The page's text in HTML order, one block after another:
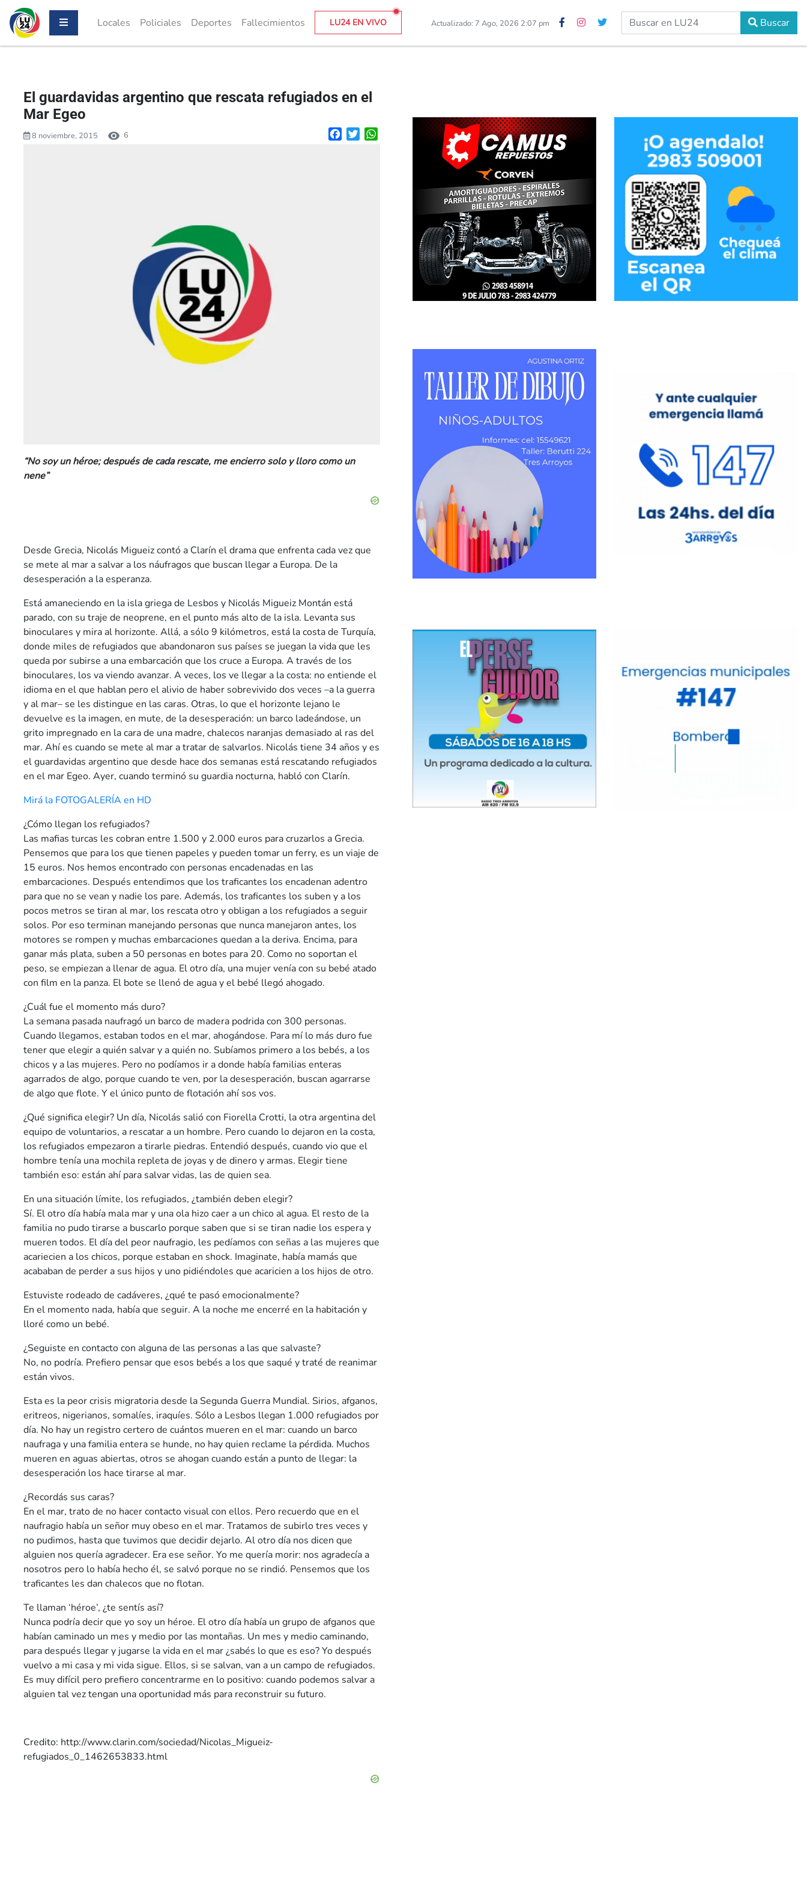
Locales Policiales Deportes Fallecimientos LU24 EN VIVO Actualizado: 7 Ago, 2026 2:07 pm Buscar
El guardavidas argentino que rescata refugiados en el
Mar Egeo
8 noviembre, 2015 6 FacebookTwitter
“No soy un héroe; después de cada rescate, me encierro solo y lloro como un
nene”
Desde Grecia, Nicolás Migueiz contó a Clarín el drama que enfrenta cada vez que
se mete al mar a salvar a los náufragos que buscan llegar a Europa. De la
desesperación a la esperanza.
Está amaneciendo en la isla griega de Lesbos y Nicolás Migueiz Montán está
parado, con su traje de neoprene, en el punto más alto de la isla. Levanta sus
binoculares y mira al horizonte. Allá, a sólo 9 kilómetros, está la costa de Turquía,
donde miles de refugiados que abandonaron sus países se juegan la vida que les
queda por subirse a una embarcación que los cruce a Europa. A través de los
binoculares, los va viendo avanzar. A veces, los ve llegar a la costa: no entiende el
idioma en el que hablan pero el alivio de haber sobrevivido dos veces –a la guerra
y al mar– se les distingue en las caras. Otras, lo que el horizonte lejano le
devuelve es la imagen, en mute, de la desesperación: un barco ladeándose, un
grito impregnado en la cara de una madre, chalecos naranjas demasiado al ras del
mar. Ahí es cuando se mete al mar a tratar de salvarlos. Nicolás tiene 34 años y es
el guardavidas argentino que desde hace dos semanas está rescatando refugiados
en el mar Egeo. Ayer, cuando terminó su guardia nocturna, habló con Clarín.
Mirá la FOTOGALERÍA en HD
¿Cómo llegan los refugiados?
Las mafias turcas les cobran entre 1.500 y 2.000 euros para cruzarlos a Grecia.
Pensemos que para los que tienen papeles y pueden tomar un ferry, es un viaje de
15 euros. Nos hemos encontrado con personas encadenadas en las
embarcaciones. Después entendimos que los traficantes los encadenan adentro
para que no se vean y nadie los pare. Además, los traficantes los suben y a los
pocos metros se tiran al mar, los rescata otro y obligan a los refugiados a seguir
solos. Por eso terminan manejando personas que nunca manejaron antes, los
motores se rompen y muchas embarcaciones quedan a la deriva. Encima, para
ganar más plata, suben a 50 personas en botes para 20. Como no soportan el
peso, se empiezan a llenar de agua. El otro día, una mujer venía con su bebé atado
con film en la panza. El bote se llenó de agua y el bebé llegó ahogado.
¿Cuál fue el momento más duro?
La semana pasada naufragó un barco de madera podrida con 300 personas.
Cuando llegamos, estaban todos en el mar, ahogándose. Para mí lo más duro fue
tener que elegir a quién salvar y a quién no. Subíamos primero a los bebés, a los
chicos y a las mujeres. Pero no podíamos ir a donde había familias enteras
agarrados de algo, porque cuando te ven, por la desesperación, buscan agarrarse
de algo que flote. Y el único punto de flotación ahí sos vos.
¿Qué significa elegir? Un día, Nicolás salió con Fiorella Crotti, la otra argentina del
equipo de voluntarios, a rescatar a un hombre. Pero cuando lo dejaron en la costa,
los refugiados empezaron a tirarle piedras. Entendió después, cuando vio que el
hombre tenía una mochila repleta de joyas y de dinero y armas. Elegir tiene
también eso: están ahí para salvar vidas, las de quien sea.
En una situación límite, los refugiados, ¿también deben elegir?
Sí. El otro día había mala mar y una ola hizo caer a un chico al agua. El resto de la
familia no pudo tirarse a buscarlo porque saben que si se tiran nadie los espera y
mueren todos. El día del peor naufragio, les pedíamos con señas a las mujeres que
acariecien a los chicos, porque estaban en shock. Imaginate, había mamás que
acababan de perder a sus hijos y uno pidiéndoles que acaricien a los hijos de otro.
Estuviste rodeado de cadáveres, ¿qué te pasó emocionalmente?
En el momento nada, había que seguir. A la noche me encerré en la habitación y
lloré como un bebé.
¿Seguiste en contacto con alguna de las personas a las que salvaste?
No, no podría. Prefiero pensar que esos bebés a los que saqué y traté de reanimar
están vivos.
Esta es la peor crisis migratoria desde la Segunda Guerra Mundial. Sirios, afganos,
eritreos, nigerianos, somalíes, iraquíes. Sólo a Lesbos llegan 1.000 refugiados por
día. No hay un registro certero de cuántos mueren en el mar: cuando un barco
naufraga y una familia entera se hunde, no hay quien reclame la pérdida. Muchos
mueren en aguas abiertas, otros se ahogan cuando están a punto de llegar: la
desesperación los hace tirarse al mar.
¿Recordás sus caras?
En el mar, trato de no hacer contacto visual con ellos. Pero recuerdo que en el
naufragio había un señor muy obeso en el mar. Tratamos de subirlo tres veces y
no pudimos, hasta que tuvimos que decidir dejarlo. Al otro día nos dicen que
alguien nos quería agradecer. Era ese señor. Yo me quería morir: nos agradecía a
nosotros pero lo había hecho él, se salvó porque no se rindió. Pensemos que los
traficantes les dan chalecos que no flotan.
Te llaman ‘héroe’, ¿te sentís así?
Nunca podría decir que yo soy un héroe. El otro día había un grupo de afganos que
habían caminado un mes y medio por las montañas. Un mes y medio caminando,
para después llegar y jugarse la vida en el mar ¿sabés lo que es eso? Yo después
vuelvo a mi casa y mi vida sigue. Ellos, si se salvan, van a un campo de refugiados.
Es muy difícil pero prefiero concentrarme en lo positivo: cuando podemos salvar a
alguien tal vez tengan una oportunidad más para reconstruir su futuro.
Credito: http://www.clarin.com/sociedad/Nicolas_Migueiz-
refugiados_0_1462653833.html